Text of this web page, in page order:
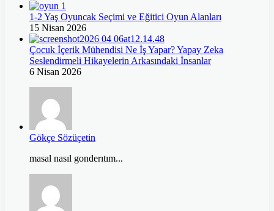
1-2 Yaş Oyuncak Seçimi ve Eğitici Oyun Alanları
15 Nisan 2026
Çocuk İçerik Mühendisi Ne İş Yapar? Yapay Zeka
Seslendirmeli Hikayelerin Arkasındaki İnsanlar
6 Nisan 2026
Gökçe Sözüçetin
masal nasıl gonderıtım...